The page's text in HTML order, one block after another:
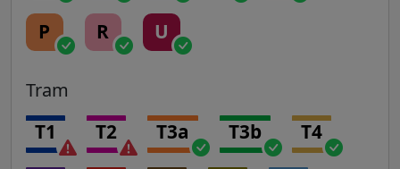
P R U
Tram
T1 T2 T3a T3b T4